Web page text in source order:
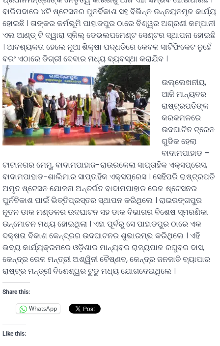
ବାରିପଦାରେ ୪ଟି ଷ୍ଟେସନର ପୁନର୍ବିକାଶ ସହ ବିଭିନ୍ନ ଉନ୍ନୟନମୂଳ କାର୍ଯ୍ୟ
ହୋଇଛି । ତାଙ୍କର କର୍ମଭୂମି ପାହାଡପୁର ଠାରେ ବିଶ୍ୱର ଅଗ୍ରଣୀ କମ୍ପାନୀ
ଏଲ ଆଣ୍ଡ୍ ଟି ଦ୍ୱାରା ସ୍କିଲ୍ ଡେଭଲପମେଣ୍ଟ ସେଣ୍ଟର ସ୍ଥାପନା ହୋଇଛି
। ଆବଶ୍ୟକତା ହେଲେ ନୂଆ ଶିକ୍ଷା ପଦ୍ଧତିରେ କେବଳ ସାର୍ଟିଫିକେଟ ନୁହେଁ
ବରଂ ଏଠାରେ ଡିଗ୍ରୀ ଦେବାର ମଧ୍ୟ ବ୍ୟବସ୍ଥା କରାଯିବ ।
ଉଲ୍ଲେଖନୀୟ,
ଆଜି ମାନ୍ୟବର
ରାଷ୍ଟ୍ରପତିଙ୍କ
କରକମଳରେ
ଉଦଘାଟିତ ଟ୍ରେନ
ଗୁଡିକ ହେଲା
ବାଦାମପାହାଡ –
ଟାଟାନଗର ମେମୁ, ବାଦାମପାହାଜ-ରାଉରକେଲା ସାପ୍ତାହିକ ଏକ୍ସପ୍ରେସ,
ବାଦାମପାହାଡ-ଶାଲିମାର ସାପ୍ତାହିକ ଏକ୍ସପ୍ରେସ । ସେହିପରି ରାଷ୍ଟ୍ରପତି
ଅମୃତ ଷ୍ଟେସନ ଯୋଜନା ଅନ୍ତର୍ଗତ ବାଦାମପାହାଡ ରେଳ ଷ୍ଟେସନର
ପୁର୍ନବିକାଶ ପାଇଁ ଭିତ୍ତିପ୍ରସ୍ତର ସ୍ଥାପନ କରିଥିଲେ । ରାଇରଙ୍ଗପୁର
ନୂତନ ଡାକ ମଣ୍ଡଳର ଉଦଘାଟନ ସହ ଡାକ ବିଭାଗର ବିଶେଷ ସ୍ମରଣିକା
ଉନ୍ମୋଚନ ମଧ୍ୟ ହୋଇଥିଲା । ଏହା ପୂର୍ବରୁ ସେ ପାହାଡପୁର ଠାରେ ଏକ
ଦକ୍ଷତା ବିକାଶ କେନ୍ଦ୍ରର ଉଦଘାଟନର ଶୁଭାରମ୍ଭ କରିଥିଲେ । ଏହି
ଭବ୍ୟ କାର୍ଯ୍ୟକ୍ରମରେ ଓଡ଼ିଶାର ମାନ୍ୟବର ରାଜ୍ୟପାଳ ରଘୁବର ଦାସ,
କେନ୍ଦ୍ର ରେଳ ମନ୍ତ୍ରୀ ଅଶ୍ୱିନୀ ବୈଷ୍ଣବ, କେନ୍ଦ୍ର ଜନଜାତି ବ୍ୟାପାର
ରାଷ୍ଟ୍ର ମନ୍ତ୍ରୀ ବିଶେଶ୍ୱର ଟୁଡୁ ମଧ୍ୟ ଯୋଗଦେଇଥିଲେ ।
Share this:
WhatsApp
Like this: